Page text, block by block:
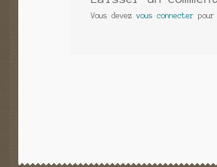
Vous devezvous connecter pour